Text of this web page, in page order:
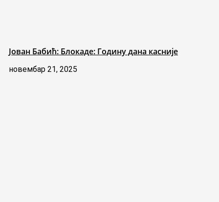
Јован Бабић: Блокаде: Годину дана касније
новембар 21, 2025